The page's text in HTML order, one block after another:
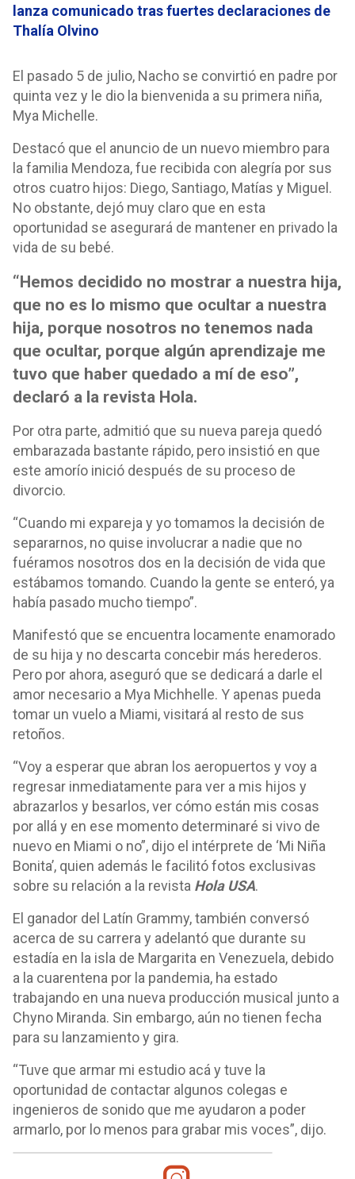
lanza comunicado tras fuertes declaraciones de
Thalía Olvino
El pasado 5 de julio, Nacho se convirtió en padre por
quinta vez y le dio la bienvenida a su primera niña,
Mya Michelle.
Destacó que el anuncio de un nuevo miembro para
la familia Mendoza, fue recibida con alegría por sus
otros cuatro hijos: Diego, Santiago, Matías y Miguel.
No obstante, dejó muy claro que en esta
oportunidad se asegurará de mantener en privado la
vida de su bebé.
“Hemos decidido no mostrar a nuestra hija,
que no es lo mismo que ocultar a nuestra
hija, porque nosotros no tenemos nada
que ocultar, porque algún aprendizaje me
tuvo que haber quedado a mí de eso”,
declaró a la revista Hola.
Por otra parte, admitió que su nueva pareja quedó
embarazada bastante rápido, pero insistió en que
este amorío inició después de su proceso de
divorcio.
“Cuando mi expareja y yo tomamos la decisión de
separarnos, no quise involucrar a nadie que no
fuéramos nosotros dos en la decisión de vida que
estábamos tomando. Cuando la gente se enteró, ya
había pasado mucho tiempo”.
Manifestó que se encuentra locamente enamorado
de su hija y no descarta concebir más herederos.
Pero por ahora, aseguró que se dedicará a darle el
amor necesario a Mya Michhelle. Y apenas pueda
tomar un vuelo a Miami, visitará al resto de sus
retoños.
“Voy a esperar que abran los aeropuertos y voy a
regresar inmediatamente para ver a mis hijos y
abrazarlos y besarlos, ver cómo están mis cosas
por allá y en ese momento determinaré si vivo de
nuevo en Miami o no”, dijo el intérprete de ‘Mi Niña
Bonita’, quien además le facilitó fotos exclusivas
sobre su relación a la revista Hola USA.
El ganador del Latín Grammy, también conversó
acerca de su carrera y adelantó que durante su
estadía en la isla de Margarita en Venezuela, debido
a la cuarentena por la pandemia, ha estado
trabajando en una nueva producción musical junto a
Chyno Miranda. Sin embargo, aún no tienen fecha
para su lanzamiento y gira.
“Tuve que armar mi estudio acá y tuve la
oportunidad de contactar algunos colegas e
ingenieros de sonido que me ayudaron a poder
armarlo, por lo menos para grabar mis voces”, dijo.